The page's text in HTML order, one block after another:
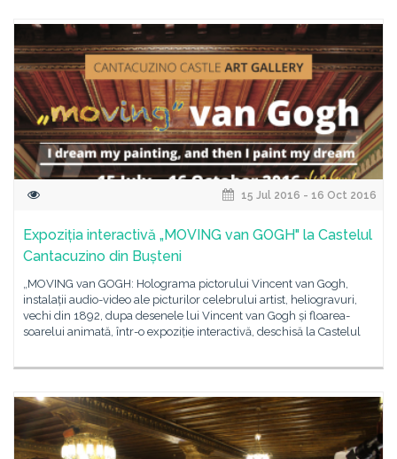
15 Jul 2016 - 16 Oct 2016
Expoziția interactivă „MOVING van GOGH" la Castelul
Cantacuzino din Bușteni
„MOVING van GOGH: Holograma pictorului Vincent van Gogh,
instalații audio-video ale picturilor celebrului artist, heliogravuri,
vechi din 1892, dupa desenele lui Vincent van Gogh și floarea-
soarelui animată, într-o expoziție interactivă, deschisă la Castelul